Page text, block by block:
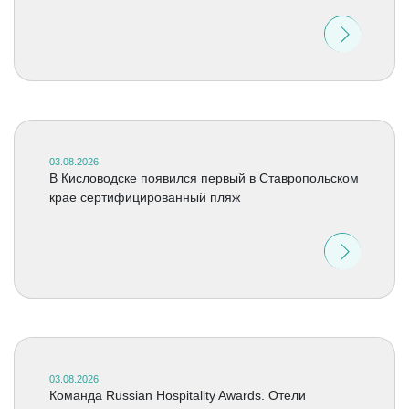
03.08.2026
В Кисловодске появился первый в Ставропольском
крае сертифицированный пляж
03.08.2026
Команда Russian Hospitality Awards. Отели